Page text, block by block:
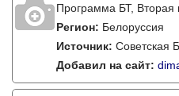
Программа БТ,
Регион: Белоруссия
Источник: Советская
Добавил на сайт: